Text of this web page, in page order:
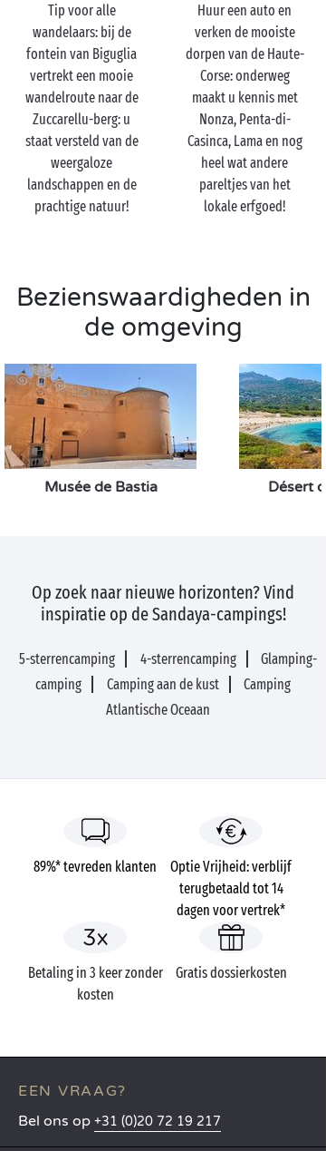
Tip voor alle
wandelaars: bij de
fontein van Biguglia
vertrekt een mooie
wandelroute naar de
Zuccarellu-berg: u
staat versteld van de
weergaloze
landschappen en de
prachtige natuur!
Huur een auto en
verken de mooiste
dorpen van de Haute-
Corse: onderweg
maakt u kennis met
Nonza, Penta-di-
Casinca, Lama en nog
heel wat andere
pareltjes van het
lokale erfgoed!
Bezienswaardigheden in
de omgeving
Musée de Bastia Désert
Op zoek naar nieuwe horizonten? Vind
inspiratie op de Sandaya-campings!
5-sterrencamping 4-sterrencamping
Glamping-
camping
Camping aan de kust
Camping
Atlantische Oceaan
89%* tevreden klanten
Optie Vrijheid: verblijf
terugbetaald tot 14
dagen voor vertrek*
Betaling in 3 keer zonder
kosten
Gratis dossierkosten
EEN VRAAG?
Bel ons op +31 (0)20 72 19 217